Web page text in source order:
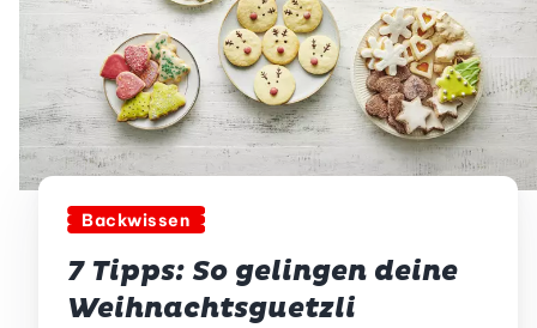
Backwissen
7 Tipps: So gelingen deine
Weihnachtsguetzli